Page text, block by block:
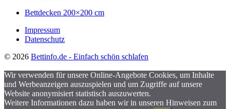
Bettdecken 200×200 cm
Impressum
Datenschutz
© 2026 Bettinfo.de - Einfach schön schlafen
Wir verwenden für unsere Online-Angebote Cookies, um Inhalte
und Werbeanzeigen auszuspielen und um Zugriffe auf unsere
Website anonymisiert statistisch auszuwerten.
Weitere Informationen dazu haben wir in unseren Hinweisen zum